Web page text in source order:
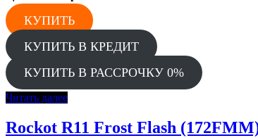
КУПИТЬ
КУПИТЬ В КРЕДИТ
КУПИТЬ В РАССРОЧКУ 0%
Читать далее
Rockot R11 Frost Flash